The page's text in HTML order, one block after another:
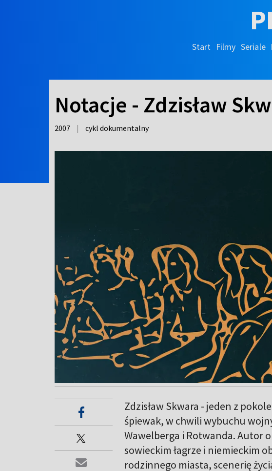
Start Filmy Seriale
Notacje - Zdzisław
2007 | cykl dokumentalny
Zdzisław Skwara - jeden z
śpiewak, w chwili wybuchu
Wawelberga i Rotwanda. Autor
sowieckim łagrze i niemieckim
rodzinnego miasta, scenerię